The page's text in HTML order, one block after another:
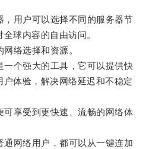
用户可以选择不同的服务器节
球内容的自由访问。
络选择和资源。
个强大的工具，它可以提供快
体验，解决网络延迟和不稳定
享受到更快速、流畅的网络体
网络用户，都可以从一键连加